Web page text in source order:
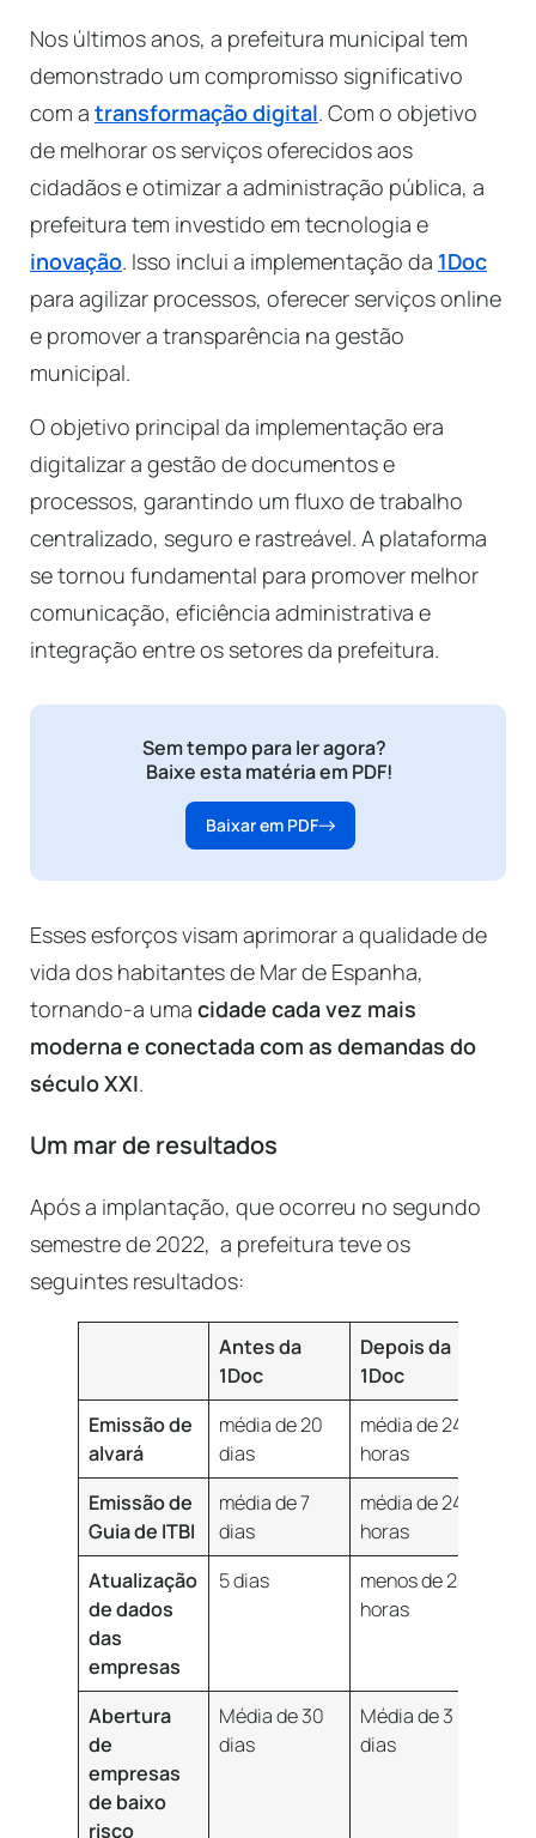
Nos últimos anos, a prefeitura municipal tem
demonstrado um compromisso significativo
com a transformação digital. Com o objetivo
de melhorar os serviços oferecidos aos
cidadãos e otimizar a administração pública, a
prefeitura tem investido em tecnologia e
inovação. Isso inclui a implementação da 1Doc
para agilizar processos, oferecer serviços online
e promover a transparência na gestão
municipal.
O objetivo principal da implementação era
digitalizar a gestão de documentos e
processos, garantindo um fluxo de trabalho
centralizado, seguro e rastreável. A plataforma
se tornou fundamental para promover melhor
comunicação, eficiência administrativa e
integração entre os setores da prefeitura.
Sem tempo para ler agora?
Baixe esta matéria em PDF!
Baixar em PDF
Esses esforços visam aprimorar a qualidade de
vida dos habitantes de Mar de Espanha,
tornando-a uma cidade cada vez mais
moderna e conectada com as demandas do
século XXI.
Um mar de resultados
Após a implantação, que ocorreu no segundo
semestre de 2022, a prefeitura teve os
seguintes resultados:
Antes da
1Doc
Depois da
1Doc
Emissão de
alvará
média de 20
dias
média de 24
horas
Emissão de
Guia de ITBI
média de 7
dias
média de 24
horas
Atualização
de dados
das
empresas
5 dias
menos de 24
horas
Abertura
de
empresas
de baixo
risco
Média de 30
dias
Média de 3
dias